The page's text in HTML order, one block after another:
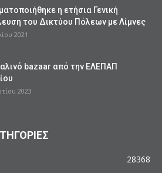
η ετήσια Γενική
του Δικτύου Πόλεων με Λίμνες
2021
bazaar από την ΕΛΕΠΑΠ
2023
28368